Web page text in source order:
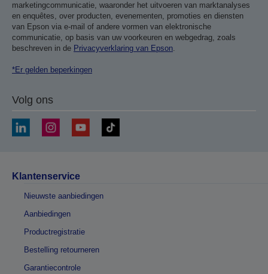
marketingcommunicatie, waaronder het uitvoeren van marktanalyses
en enquêtes, over producten, evenementen, promoties en diensten
van Epson via e-mail of andere vormen van elektronische
communicatie, op basis van uw voorkeuren en webgedrag, zoals
beschreven in de Privacyverklaring van Epson.
*Er gelden beperkingen
Volg ons
Klantenservice
Nieuwste aanbiedingen
Aanbiedingen
Productregistratie
Bestelling retourneren
Garantiecontrole